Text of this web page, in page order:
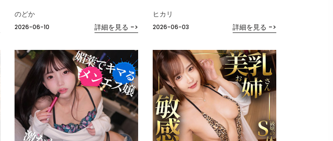
2026-06-10
のどか
詳細を見る ->
2026-06-03
ヒカリ
詳細を見る ->